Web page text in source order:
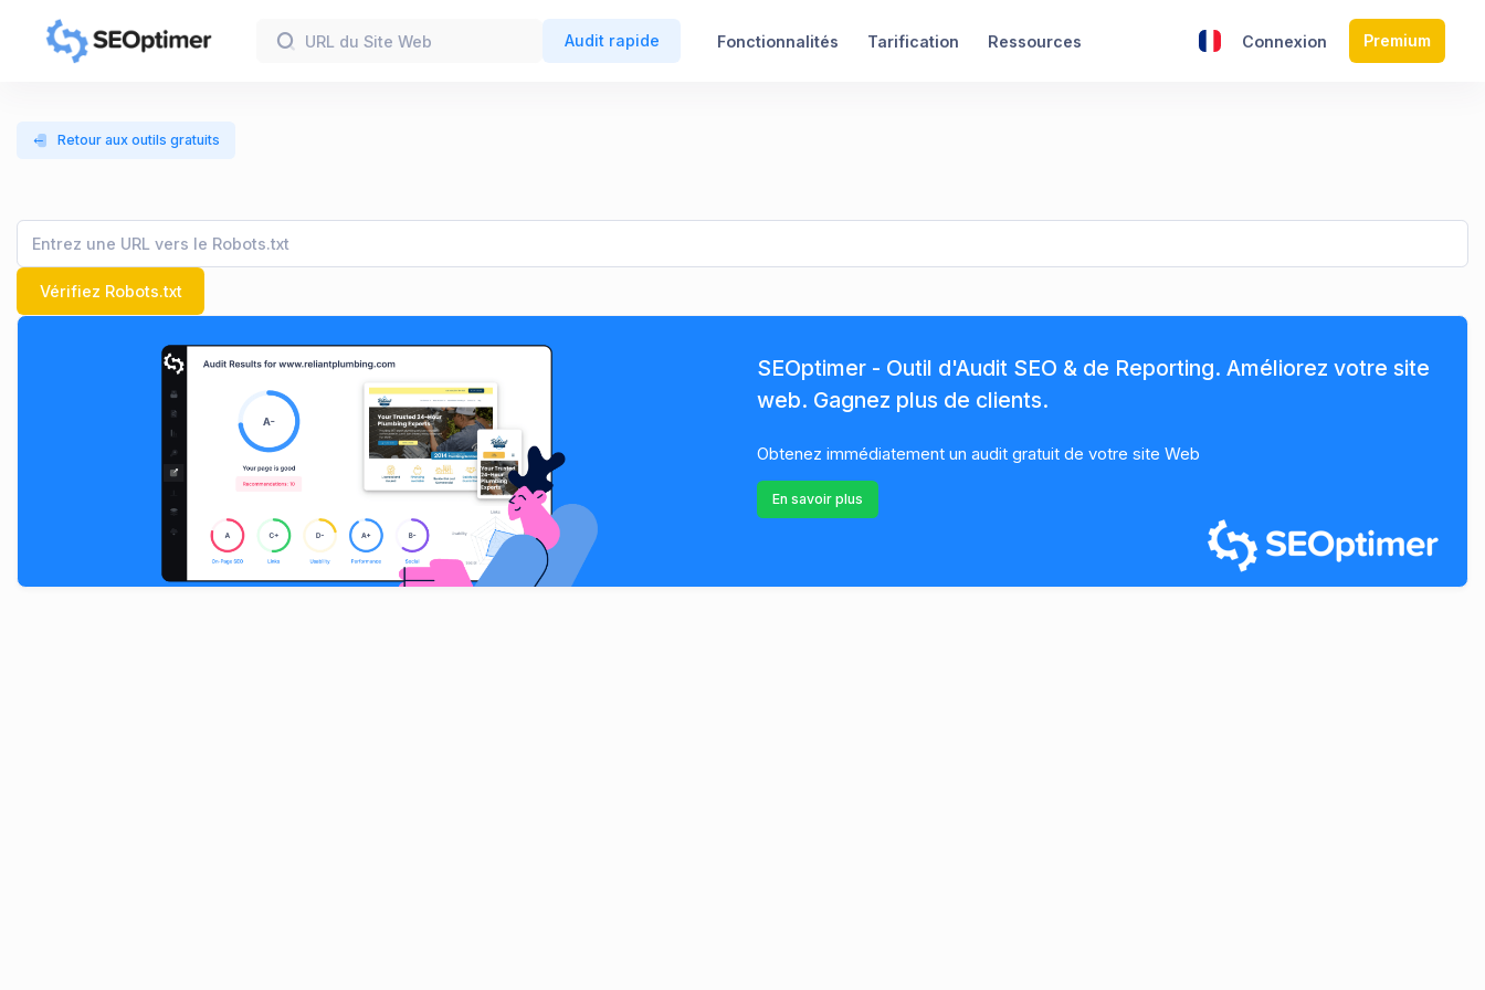
Audit rapide Fonctionnalités Tarification Ressources Connexion Premium
Retour aux outils gratuits
SEOptimer - Outil d'Audit SEO & de Reporting. Améliorez votre site
web. Gagnez plus de clients.
Obtenez immédiatement un audit gratuit de votre site Web
En savoir plus